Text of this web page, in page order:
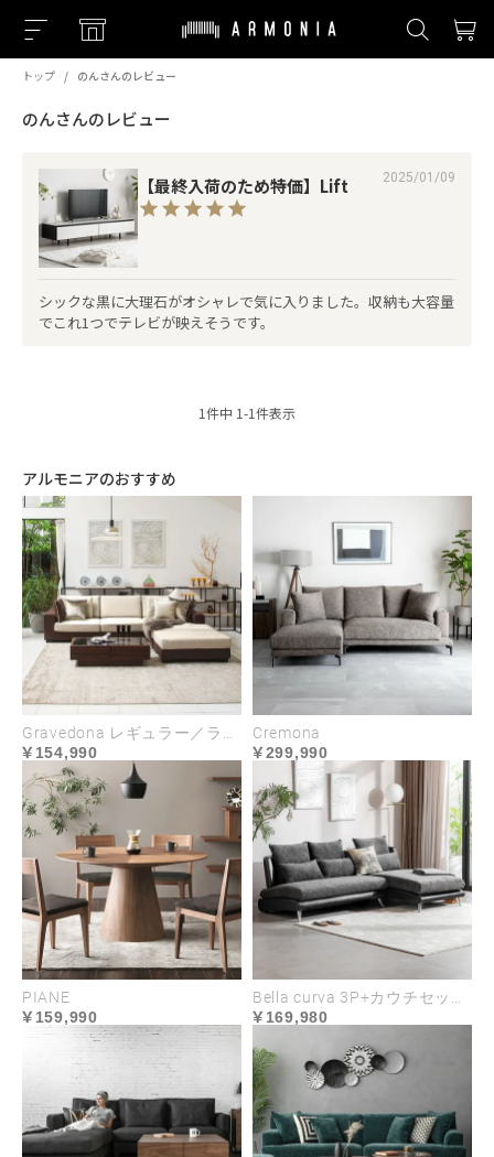
トップ のんさんのレビュー
のんさんのレビュー
【最終入荷のため特価】Lift 2025/01/09
シックな黒に大理石がオシャレで気に入りました。収納も大容量
でこれ1つでテレビが映えそうです。
1件中 1-1件表示
アルモニアのおすすめ
Gravedona レギュラー／ラージサイズ
154,990
Cremona
299,990
PIANE
159,990
Bella curva 3P+カウチセット コンパクト／レギュラー／ラージ
169,980